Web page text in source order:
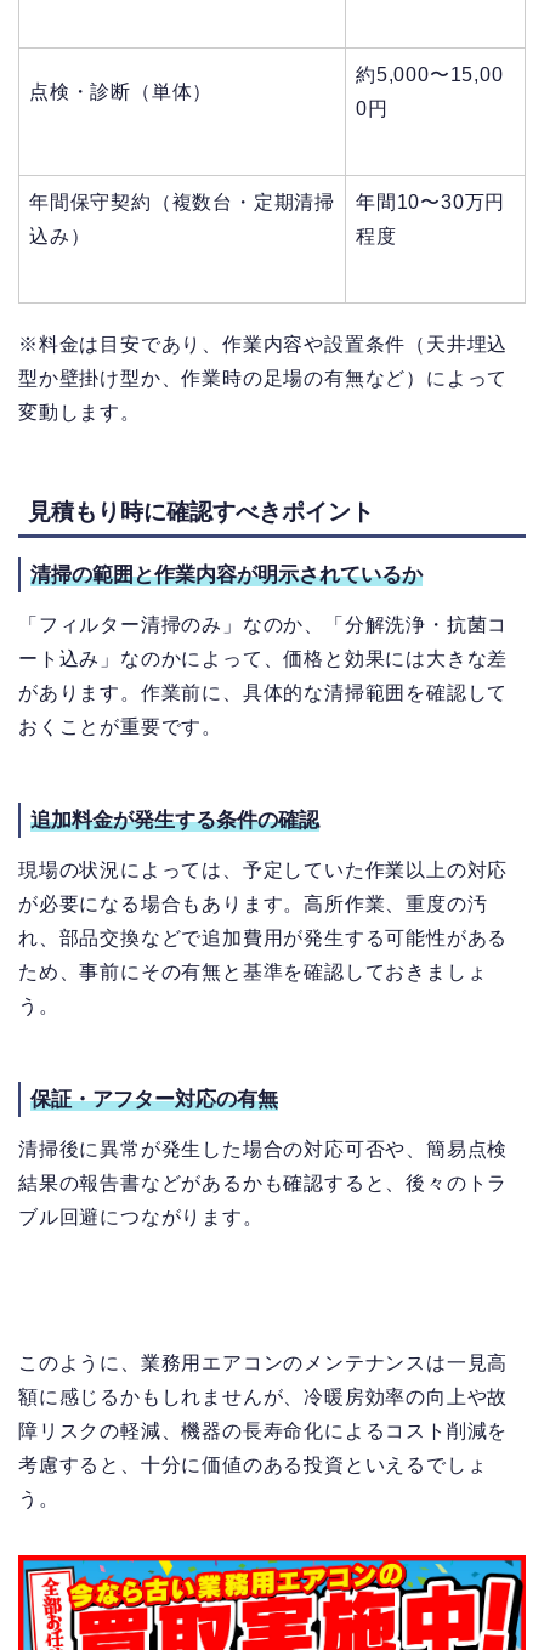
点検・診断（単体）
約5,000〜15,00
0円
年間保守契約（複数台・定期清掃
込み）
年間10〜30万円
程度
※料金は目安であり、作業内容や設置条件（天井埋込
型か壁掛け型か、作業時の足場の有無など）によって
変動します。
見積もり時に確認すべきポイント
清掃の範囲と作業内容が明示されているか
「フィルター清掃のみ」なのか、「分解洗浄・抗菌コ
ート込み」なのかによって、価格と効果には大きな差
があります。作業前に、具体的な清掃範囲を確認して
おくことが重要です。
追加料金が発生する条件の確認
現場の状況によっては、予定していた作業以上の対応
が必要になる場合もあります。高所作業、重度の汚
れ、部品交換などで追加費用が発生する可能性がある
ため、事前にその有無と基準を確認しておきましょ
う。
保証・アフター対応の有無
清掃後に異常が発生した場合の対応可否や、簡易点検
結果の報告書などがあるかも確認すると、後々のトラ
ブル回避につながります。
このように、業務用エアコンのメンテナンスは一見高
額に感じるかもしれませんが、冷暖房効率の向上や故
障リスクの軽減、機器の長寿命化によるコスト削減を
考慮すると、十分に価値のある投資といえるでしょ
う。